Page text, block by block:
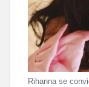
Rihanna se